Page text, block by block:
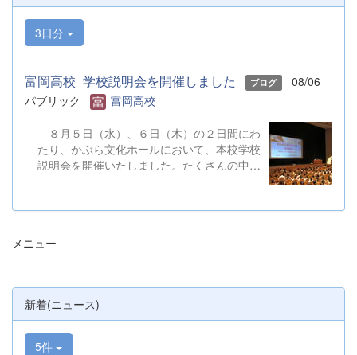
3日分
富岡高校_学校説明会を開催しました ブログ
08/06
パブリック
富岡高校
８月５日（水）、６日（木）の２日間にわ
たり、かぶら文化ホールにおいて、本校学校
説明会を開催いたしました。たくさんの中学
した。 また、各日およそ80名のボランテ
明、探究発表などの運営に携わりました。生
なお、本校は今年度、群馬県教育委員会か
らSAH+ Leading Schoolに認定されていま
す。富岡高校は、これからも「自ら考え、判
断し、行動できる生徒の育成」に取り組んで
メニュー
新着(ニュース)
5件